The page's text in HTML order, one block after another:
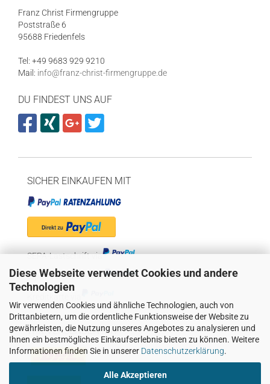
Diese Webseite verwendet Cookies und andere
Technologien
Wir verwenden Cookies und ähnliche Technologien, auch von
Drittanbietern, um die ordentliche Funktionsweise der Website zu
gewährleisten, die Nutzung unseres Angebotes zu analysieren und
Ihnen ein bestmögliches Einkaufserlebnis bieten zu können. Weitere
Informationen finden Sie in unserer Datenschutzerklärung.
Alle Akzeptieren
Franz Christ Firmengruppe
Poststraße 6
95688 Friedenfels
Tel: +49 9683 929 9210
Mail: info@franz-christ-firmengruppe.de
DU FINDEST UNS AUF
SICHER EINKAUFEN MIT
SEPA-Lastschrift via
"Später bezahlen" via
WIR VERSENDEN MIT